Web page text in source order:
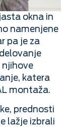
okna in
namenjene
pa je za
njihove
katera
montaža.
prednosti
lažje izbrali